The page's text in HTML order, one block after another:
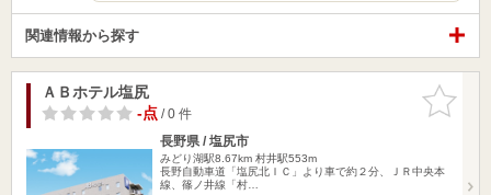
関連情報から探す
お気に入
りに追加
ＡＢホテル塩尻
-点/ 0 件
長野県 / 塩尻市
みどり湖駅8.67km 村井駅553m
長野自動車道「塩尻北ＩＣ」より車で約２分、ＪＲ中央本
線、篠ノ井線「村…